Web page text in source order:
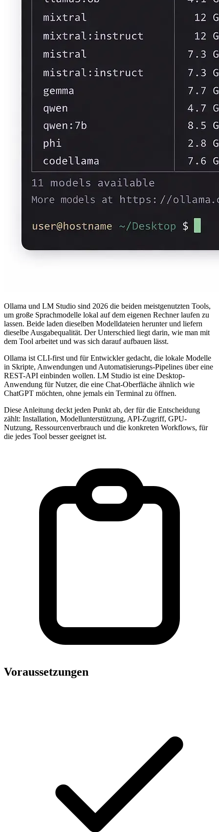
Ollama und LM Studio sind 2026 die beiden meistgenutzten Tools,
um große Sprachmodelle lokal auf dem eigenen Rechner laufen zu
lassen. Beide laden dieselben Modelldateien herunter und liefern
dieselbe Ausgabequalität. Der Unterschied liegt darin, wie man mit
dem Tool arbeitet und was sich darauf aufbauen lässt.
Ollama ist CLI-first und für Entwickler gedacht, die lokale Modelle
in Skripte, Anwendungen und Automatisierungs-Pipelines über eine
REST-API einbinden wollen. LM Studio ist eine Desktop-
Anwendung für Nutzer, die eine Chat-Oberfläche ähnlich wie
ChatGPT möchten, ohne jemals ein Terminal zu öffnen.
Diese Anleitung deckt jeden Punkt ab, der für die Entscheidung
zählt: Installation, Modellunterstützung, API-Zugriff, GPU-
Nutzung, Ressourcenverbrauch und die konkreten Workflows, für
die jedes Tool besser geeignet ist.
Voraussetzungen